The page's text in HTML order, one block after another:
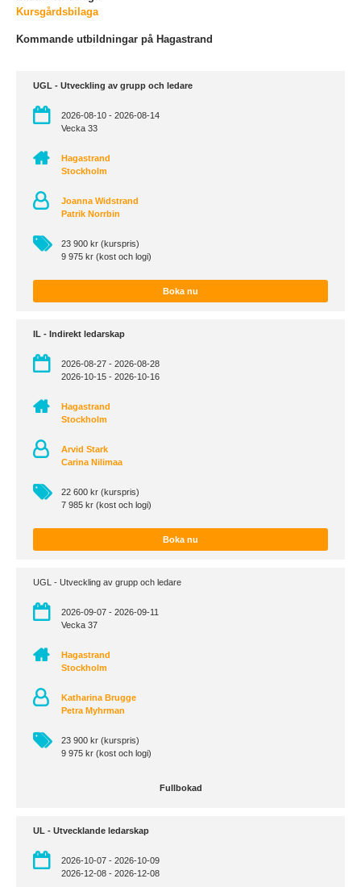
Kursgårdsbilaga
Kommande utbildningar på Hagastrand
UGL - Utveckling av grupp och ledare
2026-08-10 - 2026-08-14
Vecka 33
Hagastrand
Stockholm
Joanna Widstrand
Patrik Norrbin
23 900 kr (kurspris)
9 975 kr (kost och logi)
Boka nu
IL - Indirekt ledarskap
2026-08-27 - 2026-08-28
2026-10-15 - 2026-10-16
Hagastrand
Stockholm
Arvid Stark
Carina Nilimaa
22 600 kr (kurspris)
7 985 kr (kost och logi)
Boka nu
UGL - Utveckling av grupp och ledare
2026-09-07 - 2026-09-11
Vecka 37
Hagastrand
Stockholm
Katharina Brugge
Petra Myhrman
23 900 kr (kurspris)
9 975 kr (kost och logi)
Fullbokad
UL - Utvecklande ledarskap
2026-10-07 - 2026-10-09
2026-12-08 - 2026-12-08